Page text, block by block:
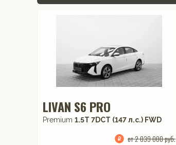
LIVAN S6 PRO
Premium 1.5T 7DCT (147 л.с.) FWD
от 2 039 000 руб.